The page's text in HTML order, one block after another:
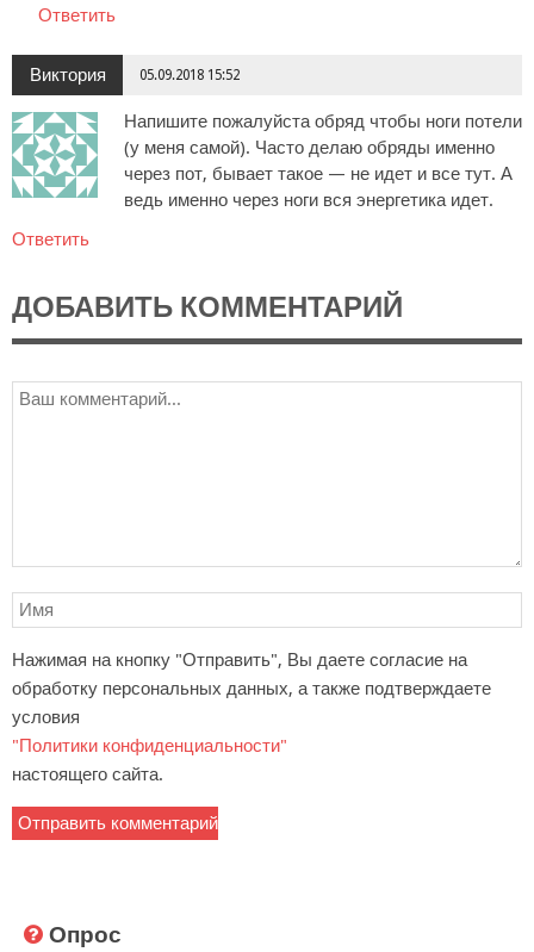
Ответить
Виктория 05.09.2018 15:52
Напишите пожалуйста обряд чтобы ноги потели
(у меня самой). Часто делаю обряды именно
через пот, бывает такое — не идет и все тут. А
ведь именно через ноги вся энергетика идет.
Ответить
ДОБАВИТЬ КОММЕНТАРИЙ
Нажимая на кнопку "Отправить", Вы даете согласие на
обработку персональных данных, а также подтверждаете
условия
"Политики конфиденциальности"
настоящего сайта.
Опрос